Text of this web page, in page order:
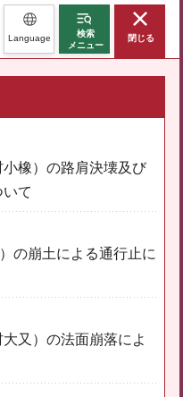
Language
検索
メニュー
閉じる
橡）の路肩決壊及び
て
の崩土による通行止に
又）の法面崩落によ